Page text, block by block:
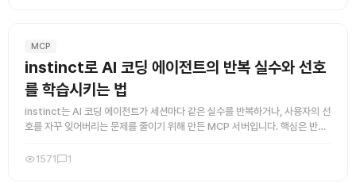
MCP
instinct로 AI 코딩 에이전트의 반복 실수와 선호
를 학습시키는 법
instinct는 AI 코딩 에이전트가 세션마다 같은 실수를 반복하거나, 사용자의 선
호를 자꾸 잊어버리는 문제를 줄이기 위해 만든 MCP 서버입니다. 핵심은 반복
1571 1